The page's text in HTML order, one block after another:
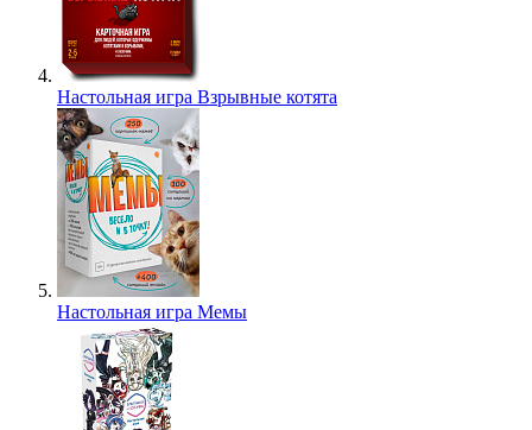
Настольная игра Взрывные котята
Настольная игра Мемы